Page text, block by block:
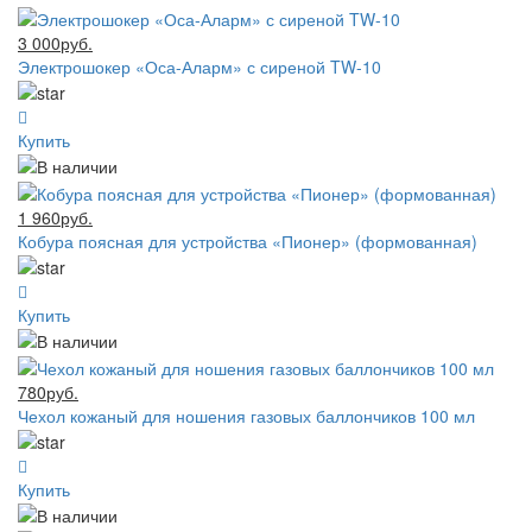
3 000руб.
Электрошокер «Оса-Аларм» с сиреной TW-10
Купить
1 960руб.
Кобура поясная для устройства «Пионер» (формованная)
Купить
780руб.
Чехол кожаный для ношения газовых баллончиков 100 мл
Купить